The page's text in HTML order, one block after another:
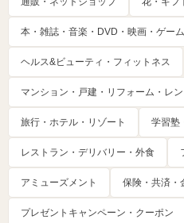
本・雑誌・音楽・DVD・映画・ゲーム
ヘルス&ビューティ・フィットネス
マンション・戸建・リフォーム・レ
旅行・ホテル・リゾート 学習塾
レストラン・デリバリー・外食
アミューズメント 保険・共済・
プレゼントキャンペーン・クーポン